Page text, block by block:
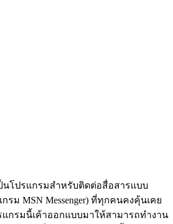
นโปรแกรมสำหรับติดต่อสื่อสารแบบ
รม MSN Messenger) ที่ทุกคนคงคุ้นเคย
กรมนี้เค้าออกแบบมาให้สามารถทำงาน